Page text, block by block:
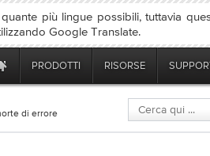
più lingue possibili, tuttavia
Google Translate.
PRODOTTI RISORSE
di errore